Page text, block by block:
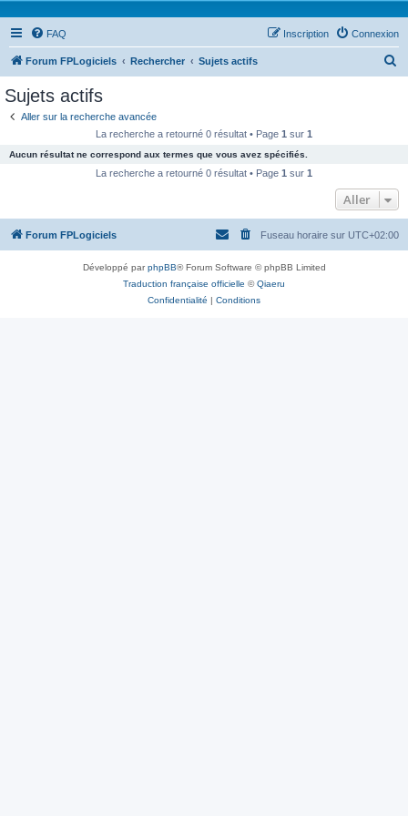
FAQ Connexion
Inscription
Forum FPLogiciels Rechercher Sujets actifs
c
e
Sujets actifs
Aller sur la recherche avancée
La recherche a retourné 0 résultat • Page 1 sur 1
Aucun résultat ne correspond aux termes que vous avez spécifiés.
La recherche a retourné 0 résultat • Page 1 sur 1
Aller
Forum FPLogiciels Fuseau horaire sur UTC+02:00
Développé parphpBB® Forum Software © phpBB Limited
Traduction française officielle ©Qiaeru
Confidentialité | Conditions